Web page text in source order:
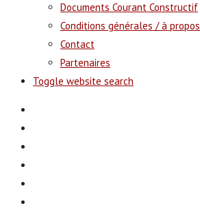
Documents Courant Constructif
Conditions générales / à propos
Contact
Partenaires
Toggle website search